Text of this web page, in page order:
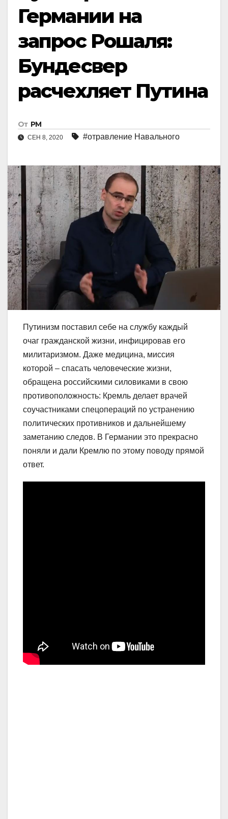
Германии на
запрос Рошаля:
Бундесвер
расчехляет Путина
От РМ
СЕН 8, 2020 #отравление Навального
Путинизм поставил себе на службу каждый
очаг гражданской жизни, инфицировав его
милитаризмом. Даже медицина, миссия
которой – спасать человеческие жизни,
обращена российскими силовиками в свою
противоположность: Кремль делает врачей
соучастниками спецопераций по устранению
политических противников и дальнейшему
заметанию следов. В Германии это прекрасно
поняли и дали Кремлю по этому поводу прямой
ответ.